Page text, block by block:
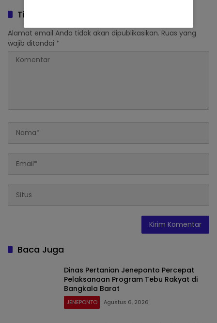
Tinggalkan Balasan
Alamat email Anda tidak akan dipublikasikan. Ruas yang
wajib ditandai *
Baca Juga
Dinas Pertanian Jeneponto Percepat
Pelaksanaan Program Tebu Rakyat di
Bangkala Barat
JENEPONTO Agustus 6, 2026